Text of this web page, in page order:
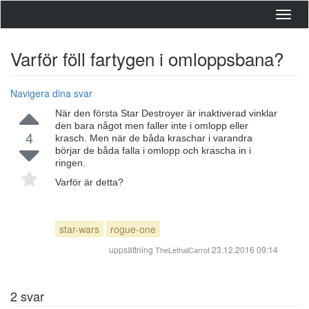
Varför föll fartygen i omloppsbana?
Navigera dina svar
4
När den första Star Destroyer är inaktiverad vinklar
den bara något men faller inte i omlopp eller
krasch. Men när de båda kraschar i varandra
börjar de båda falla i omlopp och krascha in i
ringen.
Varför är detta?
star-wars rogue-one
uppsättning TheLethalCarrot23.12.2016 09:14
2svar